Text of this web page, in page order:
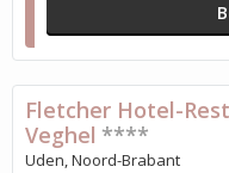
Fletcher Hotel-
Veghel ****
Uden, Noord-Brabant